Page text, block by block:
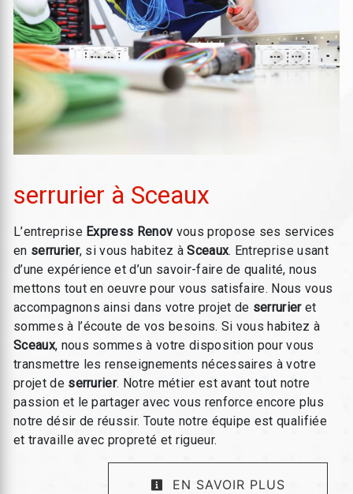
serrurier à Sceaux
L’entreprise Express Renov vous propose ses services
en serrurier, si vous habitez àSceaux. Entreprise usant
d’une expérience et d’un savoir-faire de qualité, nous
mettons tout en oeuvre pour vous satisfaire. Nous vous
accompagnons ainsi dans votre projet de serrurieret
sommes à l’écoute de vos besoins. Si vous habitez à
Sceaux, nous sommes à votre disposition pour vous
transmettre les renseignements nécessaires à votre
projet de serrurier. Notre métier est avant tout notre
passion et le partager avec vous renforce encore plus
notre désir de réussir. Toute notre équipe est qualifiée
et travaille avec propreté et rigueur.
EN SAVOIR PLUS